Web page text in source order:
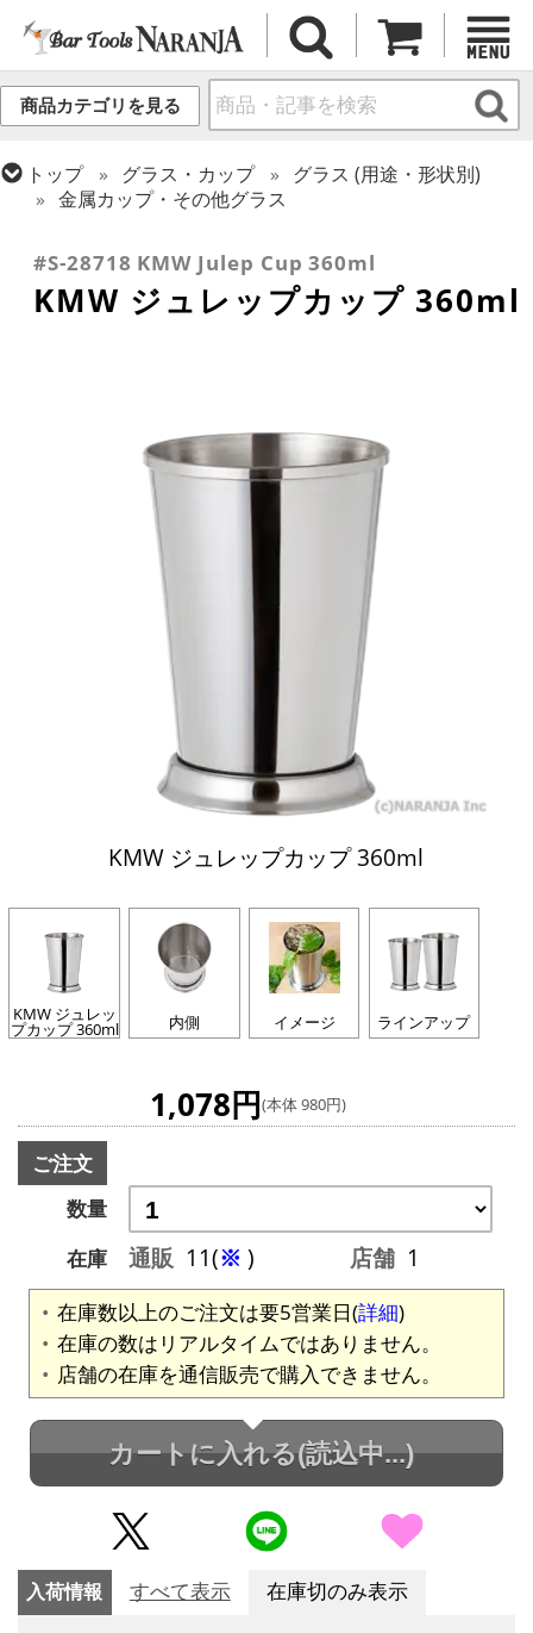
商品カテゴリを見る
トップ グラス・カップ
グラス (用途・形状別)
金属カップ・その他グラス
その他ブランド
#S-28718 KMW Julep Cup 360ml
KMW ジュレップカップ 360ml
KMW ジュレップカップ 360ml
KMW ジュレッ
プカップ 360ml 内側 イメージ ラインアップ
1,078円(本体 980円)
ご注文
数量
在庫
通販 11(※ ) 店舗 1
在庫数以上のご注文は要5営業日(詳細)
在庫の数はリアルタイムではありません。
店舗の在庫を通信販売で購入できません。
カートに入れる(読込中...)
入荷情報 すべて表示 在庫切のみ表示